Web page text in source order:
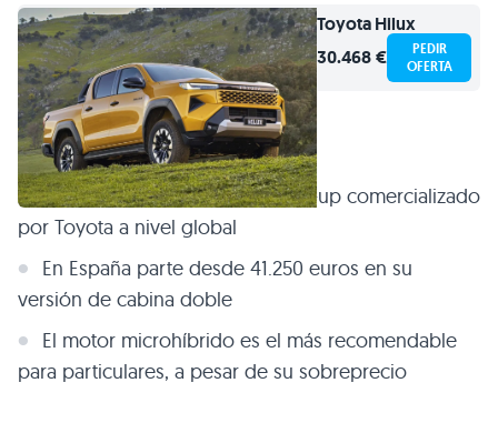
ToyotaHilux
30.468 €
PEDIR
OFERTA
Claves de la Toyota Hilux
Es un todoterreno de tipo pick-up comercializado
por Toyota a nivel global
En España parte desde 41.250 euros en su
versión de cabina doble
El motor microhíbrido es el más recomendable
para particulares, a pesar de su sobreprecio